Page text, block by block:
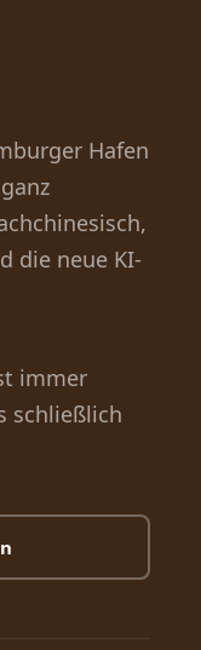
Hafen
die neue KI-
immer
schließlich